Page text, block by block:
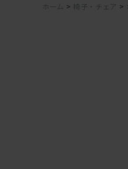
ホーム > 椅子・チェア >